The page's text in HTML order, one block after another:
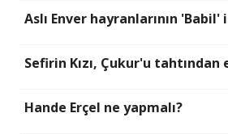
Aslı Enver hayranlarının 'Babil'
Sefirin Kızı, Çukur'u
Hande Erçel ne yapmalı?